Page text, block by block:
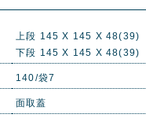
上段 145 X 145 X 48(39)
下段 145 X 145 X 48(39)
140/袋7
面取蓋